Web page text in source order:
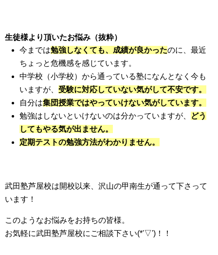
生徒様より頂いたお悩み（抜粋）
今までは勉強しなくても、成績が良かったのに、最近
ちょっと危機感を感じています。
中学校（小学校）から通っている塾になんとなく今も
いますが、 受験に対応していない気がして不安です。
自分は集団授業ではやっていけない気がしています。
勉強はしないといけないのは分かっていますが、
どう
してもやる気が出ません。
定期テストの勉強方法がわかりません。
武田塾芦屋校は開校以来、沢山の甲南生が通って下さって
います！
このようなお悩みをお持ちの皆様。
お気軽に武田塾芦屋校にご相談下さい(*'▽')！！